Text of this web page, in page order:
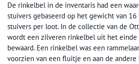
De rinkelbel in de inventaris had een
stuivers gebaseerd op het gewicht van
stuivers per loot. In de collectie van de
wordt een zilveren rinkelbel uit het einde
bewaard. Een rinkelbel was een
voorzien van een fluitje en aan de andere